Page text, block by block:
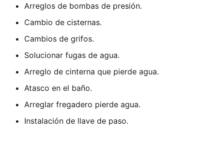
Arreglos de bombas de presión.
Cambio de cisternas.
Cambios de grifos.
Solucionar fugas de agua.
Arreglo de cinterna que pierde agua.
Atasco en el baño.
Arreglar fregadero pierde agua.
Instalación de llave de paso.